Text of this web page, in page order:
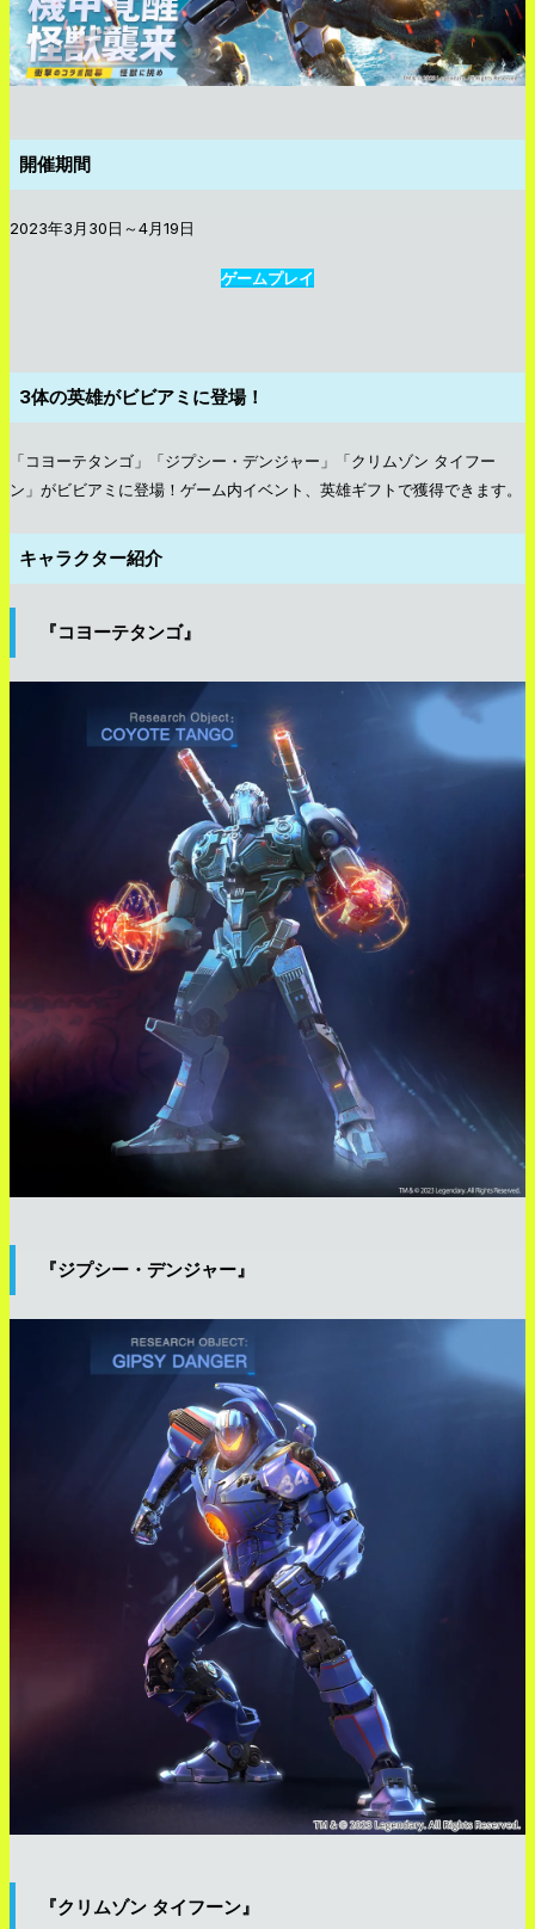
開催期間
2023年3月30日～4月19日
ゲームプレイ
3体の英雄がビビアミに登場！
「コヨーテタンゴ」「ジプシー・デンジャー」「クリムゾン タイフー
ン」がビビアミに登場！ゲーム内イベント、英雄ギフトで獲得できます。
キャラクター紹介
『コヨーテタンゴ』
『ジプシー・デンジャー』
『クリムゾン タイフーン』